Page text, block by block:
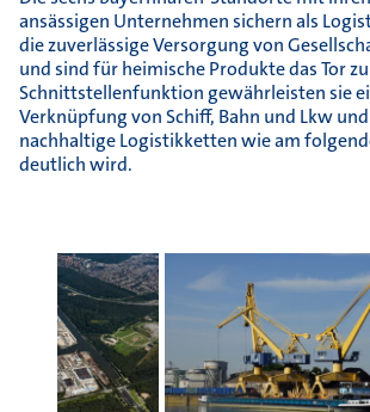
ansässigen Unternehmen sichern als
die zuverlässige Versorgung von
und sind für heimische Produkte das Tor
Schnittstellenfunktion gewährleisten sie
Verknüpfung von Schiff, Bahn und Lkw
nachhaltige Logistikketten wie am
deutlich wird.